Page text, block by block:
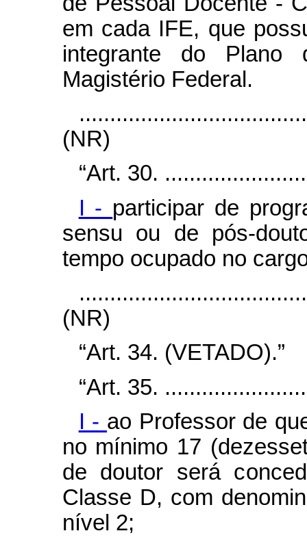
em cada IFE, que
integrante do
Magistério Federal.
(NR)
“Art. 30.
I - participar de
sensu ou de pós-
tempo ocupado no
(NR)
“Art. 34. (VETADO).”
“Art. 35.
I - ao Professor de
no mínimo 17
de doutor será
Classe D, com
nível 2;